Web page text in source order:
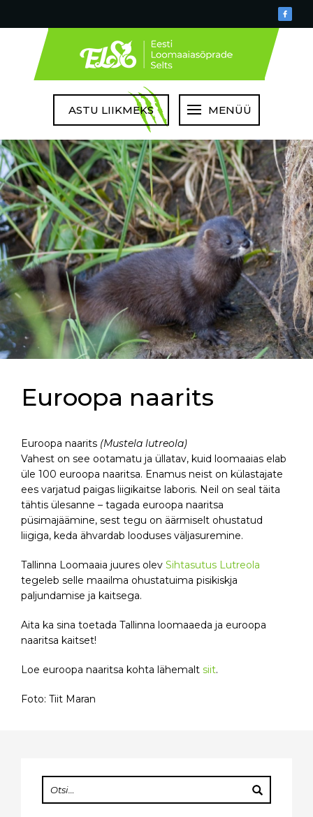
ASTU LIIKMEKS MENÜÜ
Euroopa naarits
Euroopa naarits (Mustela lutreola)
Vahest on see ootamatu ja üllatav, kuid loomaaias elab
üle 100 euroopa naaritsa. Enamus neist on külastajate
ees varjatud paigas liigikaitse laboris. Neil on seal täita
tähtis ülesanne – tagada euroopa naaritsa
püsimajäämine, sest tegu on äärmiselt ohustatud
liigiga, keda ähvardab looduses väljasuremine.
Tallinna Loomaaia juures olev Sihtasutus Lutreola
tegeleb selle maailma ohustatuima pisikiskja
paljundamise ja kaitsega.
Aita ka sina toetada Tallinna loomaaeda ja euroopa
naaritsa kaitset!
Loe euroopa naaritsa kohta lähemalt siit.
Foto: Tiit Maran